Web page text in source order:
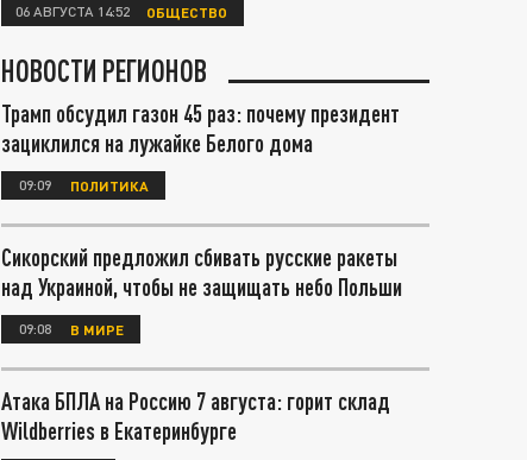
06 АВГУСТА 14:52 ОБЩЕСТВО
НОВОСТИ РЕГИОНОВ
Трамп обсудил газон 45 раз: почему президент
зациклился на лужайке Белого дома
09:09 ПОЛИТИКА
Сикорский предложил сбивать русские ракеты
над Украиной, чтобы не защищать небо Польши
09:08 В МИРЕ
Атака БПЛА на Россию 7 августа: горит склад
Wildberries в Екатеринбурге